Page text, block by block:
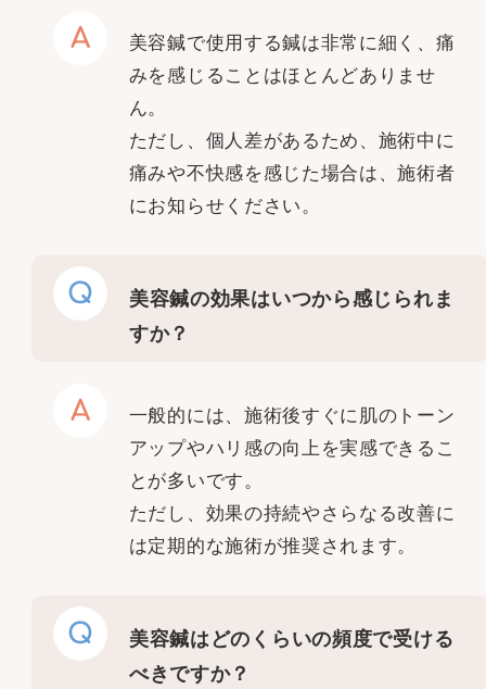
A
美容鍼で使用する鍼は非常に細く、痛
みを感じることはほとんどありませ
ん。
ただし、個人差があるため、施術中に
痛みや不快感を感じた場合は、施術者
にお知らせください。
Q
美容鍼の効果はいつから感じられま
すか？
A
一般的には、施術後すぐに肌のトーン
アップやハリ感の向上を実感できるこ
とが多いです。
ただし、効果の持続やさらなる改善に
は定期的な施術が推奨されます。
Q
美容鍼はどのくらいの頻度で受ける
べきですか？